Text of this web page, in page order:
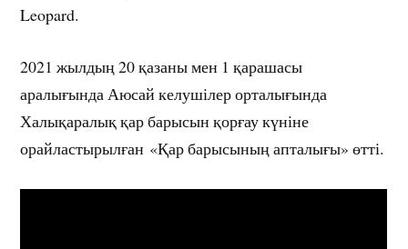
Leopard.
2021 жылдың 20 қазаны мен 1 қарашасы
аралығында Аюсай келушілер орталығында
Халықаралық қар барысын қорғау күніне
орайластырылған «Қар барысының апталығы» өтті.